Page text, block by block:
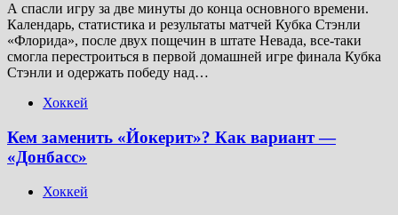
А спасли игру за две минуты до конца основного времени.
Календарь, статистика и результаты матчей Кубка Стэнли
«Флорида», после двух пощечин в штате Невада, все-таки
смогла перестроиться в первой домашней игре финала Кубка
Стэнли и одержать победу над…
Хоккей
Кем заменить «Йокерит»? Как вариант —
«Донбасс»
Хоккей